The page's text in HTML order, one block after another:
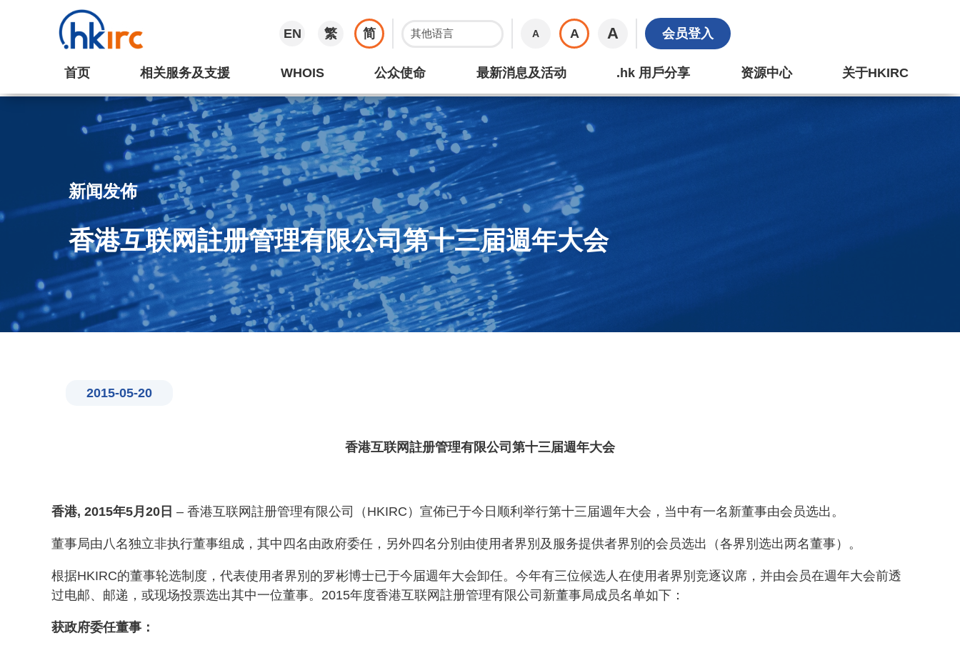
EN 繁 简 A A A 会员登入
首页 相关服务及支援 WHOIS 公众使命 最新消息及活动 .hk 用戶分享 资源中心 关于HKIRC
新闻发佈
香港互联网註册管理有限公司第十三届週年大会
2015-05-20
香港互联网註册管理有限公司第十三届週年大会
香港, 2015年5月20日 – 香港互联网註册管理有限公司（HKIRC）宣佈已于今日顺利举行第十三届週年大会，当中有一名新董事由会员选出。
董事局由八名独立非执行董事组成，其中四名由政府委任，另外四名分別由使用者界別及服务提供者界別的会员选出（各界別选出两名董事）。
根据HKIRC的董事轮选制度，代表使用者界別的罗彬博士已于今届週年大会卸任。今年有三位候选人在使用者界別竞逐议席，并由会员在週年大会前透
过电邮、邮递，或现场投票选出其中一位董事。2015年度香港互联网註册管理有限公司新董事局成员名单如下：
获政府委任董事：